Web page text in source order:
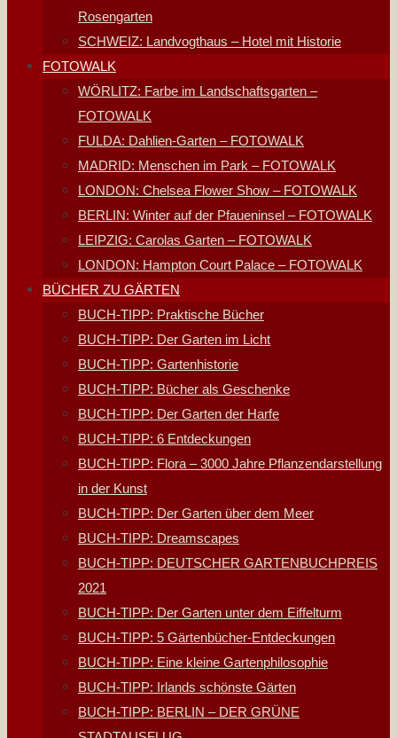
Rosengarten
SCHWEIZ: Landvogthaus – Hotel mit Historie
FOTOWALK
WÖRLITZ: Farbe im Landschaftsgarten –
FOTOWALK
FULDA: Dahlien-Garten – FOTOWALK
MADRID: Menschen im Park – FOTOWALK
LONDON: Chelsea Flower Show – FOTOWALK
BERLIN: Winter auf der Pfaueninsel – FOTOWALK
LEIPZIG: Carolas Garten – FOTOWALK
LONDON: Hampton Court Palace – FOTOWALK
BÜCHER ZU GÄRTEN
BUCH-TIPP: Praktische Bücher
BUCH-TIPP: Der Garten im Licht
BUCH-TIPP: Gartenhistorie
BUCH-TIPP: Bücher als Geschenke
BUCH-TIPP: Der Garten der Harfe
BUCH-TIPP: 6 Entdeckungen
BUCH-TIPP: Flora – 3000 Jahre Pflanzendarstellung
in der Kunst
BUCH-TIPP: Der Garten über dem Meer
BUCH-TIPP: Dreamscapes
BUCH-TIPP: DEUTSCHER GARTENBUCHPREIS
2021
BUCH-TIPP: Der Garten unter dem Eiffelturm
BUCH-TIPP: 5 Gärtenbücher-Entdeckungen
BUCH-TIPP: Eine kleine Gartenphilosophie
BUCH-TIPP: Irlands schönste Gärten
BUCH-TIPP: BERLIN – DER GRÜNE